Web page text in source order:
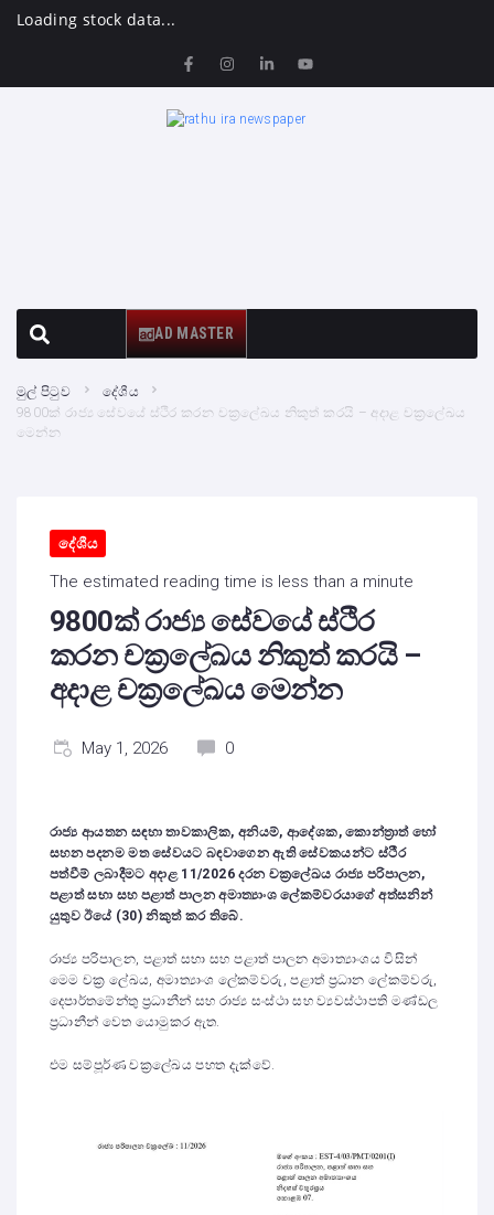
Loading stock data...
AD MASTER
මුල් පිටුව
දේශීය
9800ක් රාජ්‍ය සේවයේ ස්ථිර කරන චක්‍රලේඛය නිකුත් කරයි – අදාළ චක්‍රලේඛය
මෙන්න
දේශීය
The estimated reading time is less than a minute
9800ක් රාජ්‍ය සේවයේ ස්ථිර
කරන චක්‍රලේඛය නිකුත් කරයි –
අදාළ චක්‍රලේඛය මෙන්න
May 1, 2026 0
රාජ්‍ය ආයතන සඳහා තාවකාලික, අනියම්,ආදේශක,කොන්ත්‍රාත් හෝ
සහන පදනම මත සේවයට බඳවාගෙන ඇති සේවකයන්ට ස්ථීර
පත්වීම් ලබාදීමට අදාළ 11/2026දරන චක්‍රලේඛය රාජ්‍ය පරිපාලන,
පළාත් සභා සහ පළාත් පාලන අමාත්‍යාංශ ලේකම්වරයාගේ අත්සනින්
යුතුව ඊයේ (30) නිකුත් කර තිබේ.
රාජ්‍ය පරිපාලන, පළාත් සභා සහ පළාත් පාලන අමාත්‍යාංශය විසින්
මෙම චක්‍ර ලේඛය, අමාත්‍යාංශ ලේකම්වරු, පළාත් ප්‍රධාන ලේකම්වරු,
දෙපාර්තමේන්තු ප්‍රධානීන් සහ රාජ්‍ය සංස්ථා සහ ව්‍යවස්ථාපති මණ්ඩල
ප්‍රධානීන් වෙත යොමුකර ඇත.
එම සම්පූර්ණ චක්‍රලේඛය පහත දැක්වේ.